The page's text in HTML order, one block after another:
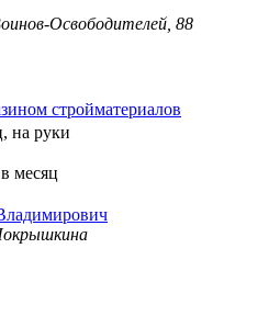
Освободителей, 88
стройматериалов
на руки
месяц